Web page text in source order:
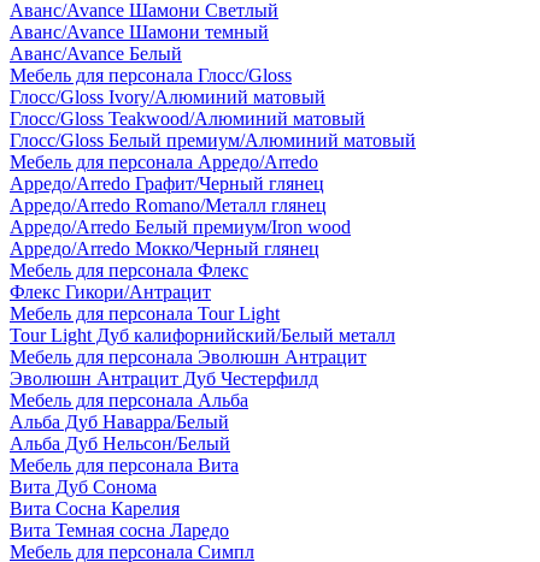
Аванс/Avance Шамони Светлый
Аванс/Avance Шамони темный
Аванс/Avance Белый
Мебель для персонала Глосс/Gloss
Глосс/Gloss Ivory/Алюминий матовый
Глосс/Gloss Teakwood/Алюминий матовый
Глосс/Gloss Белый премиум/Алюминий матовый
Мебель для персонала Арредо/Arredo
Арредо/Arredo Графит/Черный глянец
Арредо/Arredo Romano/Металл глянец
Арредо/Arredo Белый премиум/Iron wood
Арредо/Arredo Мокко/Черный глянец
Мебель для персонала Флекс
Флекс Гикори/Антрацит
Мебель для персонала Tour Light
Tour Light Дуб калифорнийский/Белый металл
Мебель для персонала Эволюшн Антрацит
Эволюшн Антрацит Дуб Честерфилд
Мебель для персонала Альба
Альба Дуб Наварра/Белый
Альба Дуб Нельсон/Белый
Мебель для персонала Вита
Вита Дуб Сонома
Вита Сосна Карелия
Вита Темная сосна Ларедо
Мебель для персонала Симпл